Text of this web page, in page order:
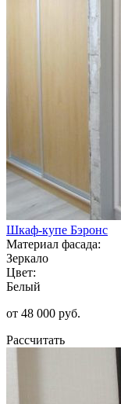
Шкаф-купе Бэронс
Материал фасада:
Зеркало
Цвет:
Белый
от 48 000 руб.
Рассчитать